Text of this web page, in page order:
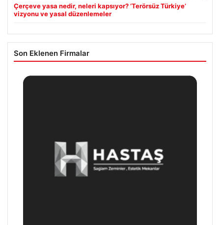
Çerçeve yasa nedir, neleri kapsıyor? ‘Terörsüz Türkiye’
vizyonu ve yasal düzenlemeler
Son Eklenen Firmalar